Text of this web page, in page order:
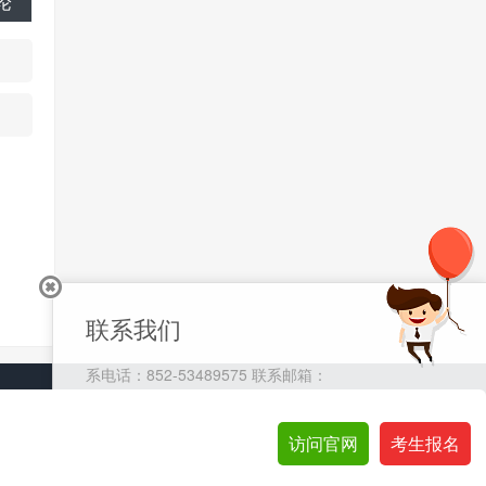
访问官网 考生报名
联系我们
系电话：852-53489575 联系邮箱：